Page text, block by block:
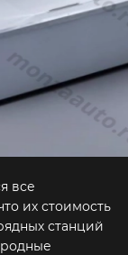
все
их стоимость
станций